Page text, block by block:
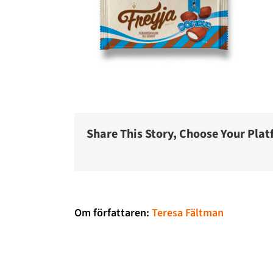
Share This Story, Choose Your
Om författaren: Teresa Fältman